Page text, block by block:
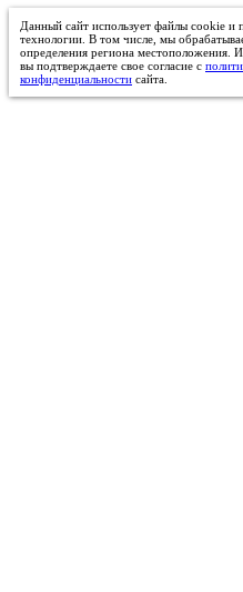
Данный сайт использует файлы cookie и
технологии. В том числе, мы
определения региона местоположения.
вы подтверждаете свое согласие с
конфиденциальности сайта.